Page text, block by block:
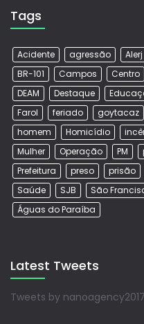
Tags
Acidente agressão Alerj
BR-101
Campos Centro
DEAM
Destaque
Farol
feriado goytacaz
homem
Homicídio
Mulher
Operação PM
Prefeitura
preso prisão
Saúde
SJB São
Águas do Paraíba
Latest Tweets
Tweets by nanoagency2017